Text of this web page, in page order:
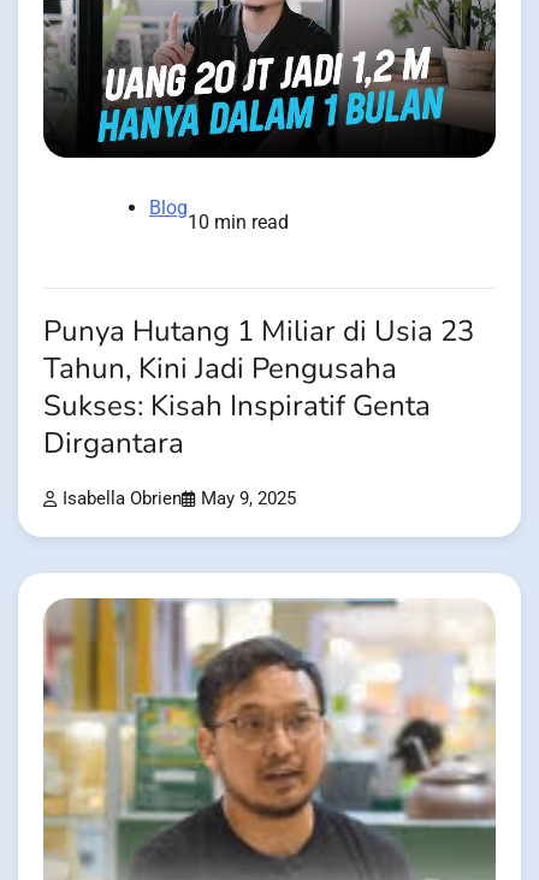
Blog
10 min read
Punya Hutang 1 Miliar di Usia 23
Tahun, Kini Jadi Pengusaha
Sukses: Kisah Inspiratif Genta
Dirgantara
Isabella Obrien May 9, 2025